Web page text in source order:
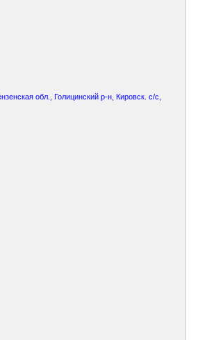
обл., Голицинский р-н, Кировск. с/с,